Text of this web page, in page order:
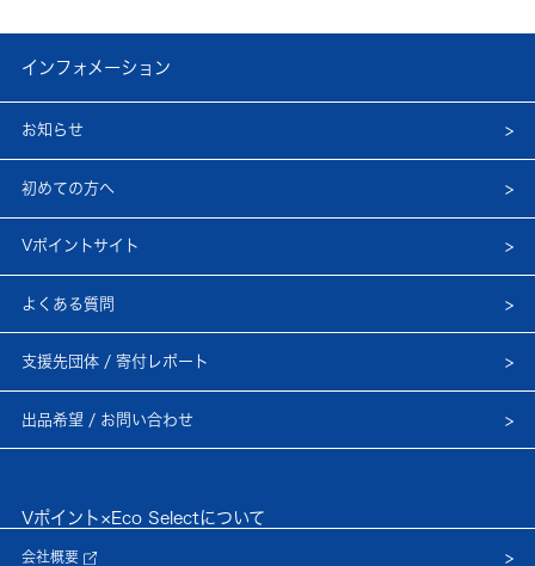
インフォメーション
お知らせ
初めての方へ
Vポイントサイト
よくある質問
支援先団体 / 寄付レポート
出品希望 / お問い合わせ
Vポイント×Eco Selectについて
会社概要